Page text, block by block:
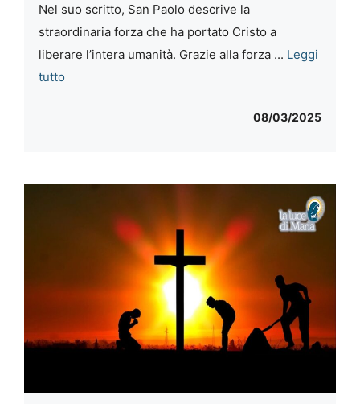
Nel suo scritto, San Paolo descrive la
straordinaria forza che ha portato Cristo a
liberare l’intera umanità. Grazie alla forza ... Leggi
tutto
08/03/2025